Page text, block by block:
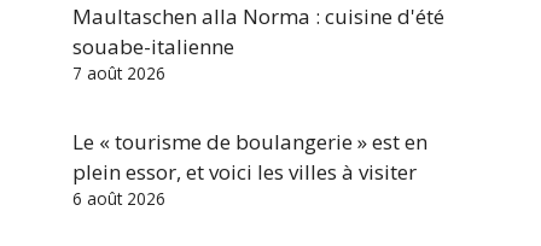
Maultaschen alla Norma : cuisine d'été
souabe-italienne
7 août 2026
Le « tourisme de boulangerie » est en
plein essor, et voici les villes à visiter
6 août 2026